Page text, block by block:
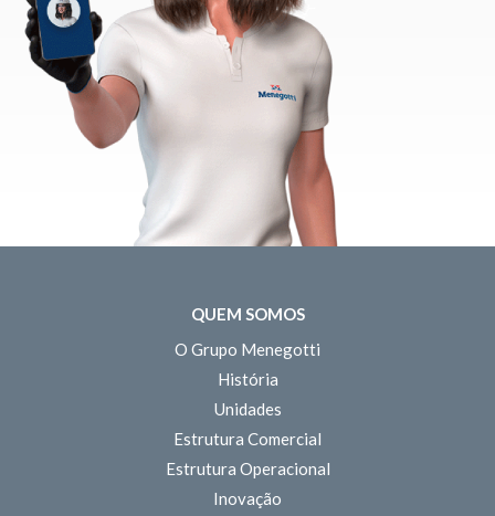
QUEM SOMOS
O Grupo Menegotti
História
Unidades
Estrutura Comercial
Estrutura Operacional
Inovação